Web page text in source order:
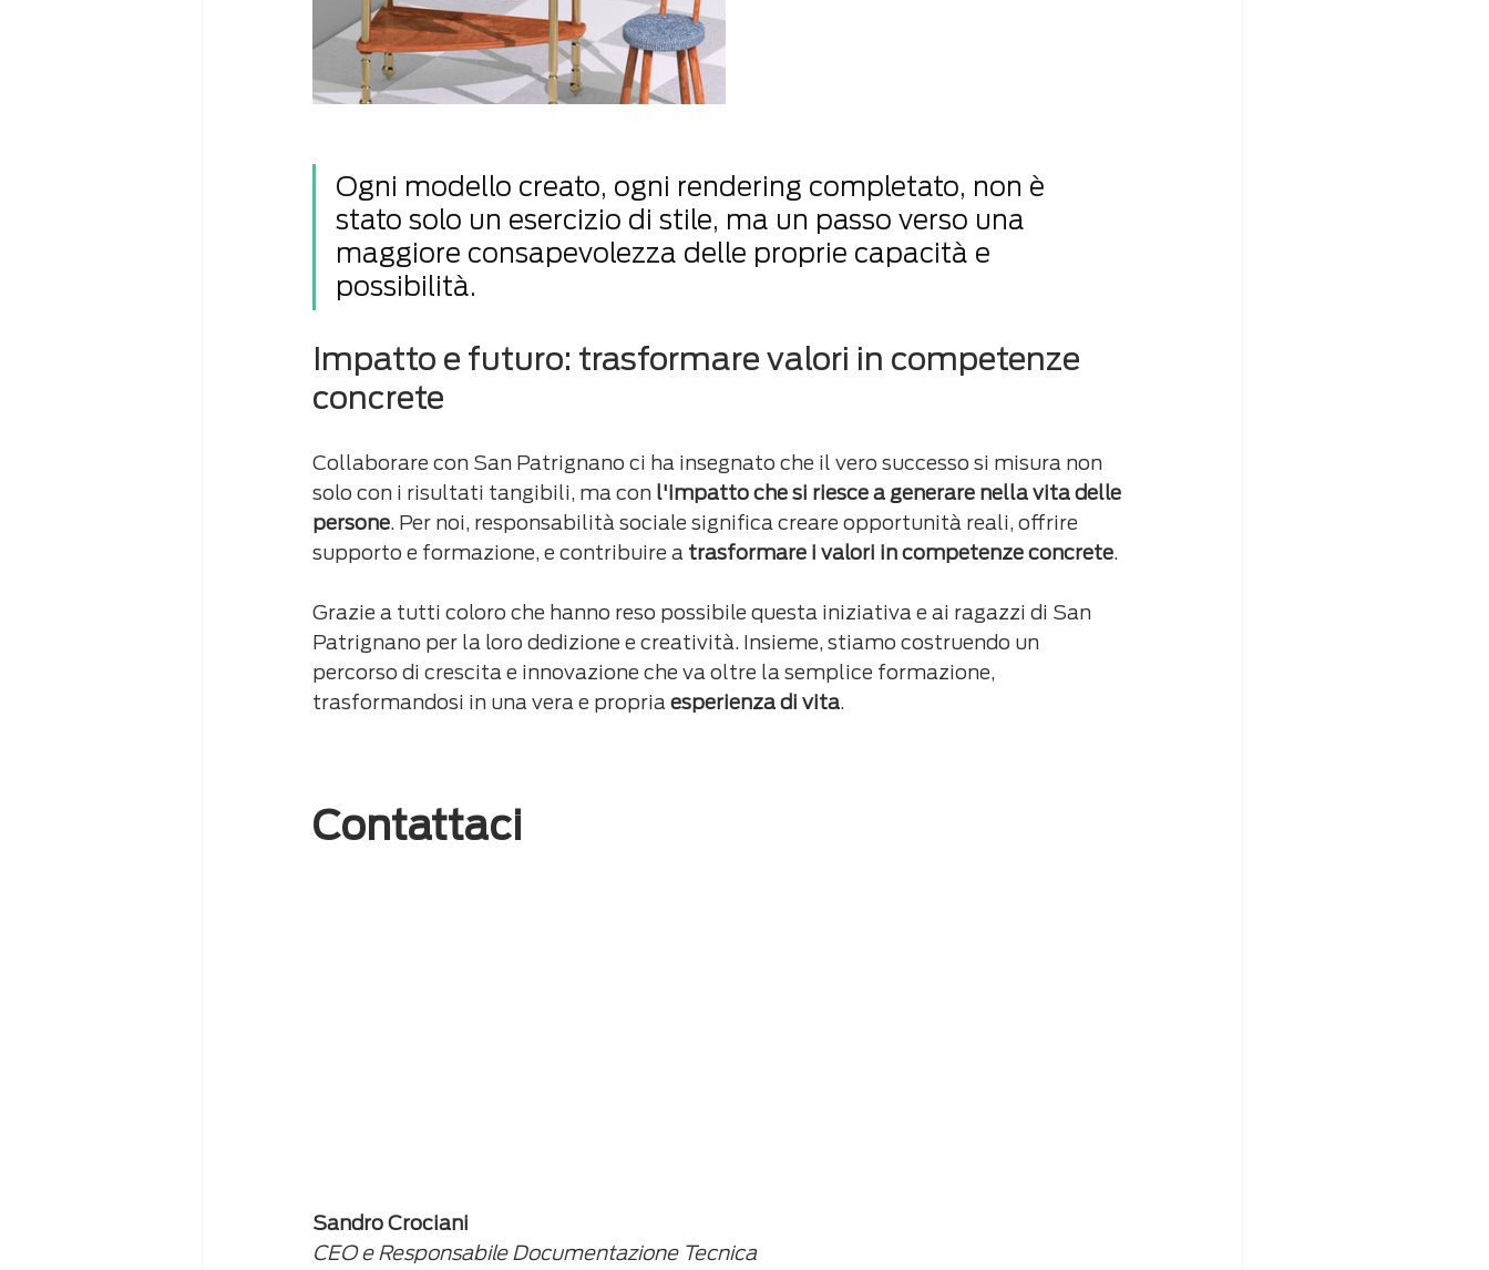
Ogni modello creato, ogni rendering completato, non è
stato solo un esercizio di stile, ma un passo verso una
maggiore consapevolezza delle proprie capacità e
possibilità.
Impatto e futuro: trasformare valori in competenze
concrete
Collaborare con San Patrignano ci ha insegnato che il vero successo si misura non
solo con i risultati tangibili, ma con l'impatto che si riesce a generare nella vita delle
persone. Per noi, responsabilità sociale significa creare opportunità reali, offrire
supporto e formazione, e contribuire a trasformare i valori in competenze concrete.
Grazie a tutti coloro che hanno reso possibile questa iniziativa e ai ragazzi di San
Patrignano per la loro dedizione e creatività. Insieme, stiamo costruendo un
percorso di crescita e innovazione che va oltre la semplice formazione,
trasformandosi in una vera e propria esperienza di vita.
Contattaci
Sandro Crociani
CEO e Responsabile Documentazione Tecnica